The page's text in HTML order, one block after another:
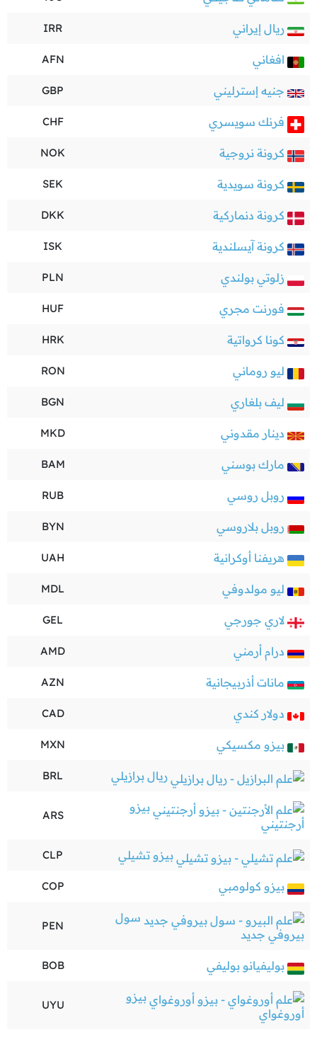
ريال إيراني IRR
افغاني AFN
جنيه إسترليني GBP
فرنك سويسري CHF
كرونة نروجية NOK
كرونة سويدية SEK
كرونة دنماركية DKK
كرونة آيسلندية ISK
زلوتي بولندي PLN
فورنت مجري HUF
كونا كرواتية HRK
ليو روماني RON
ليف بلغاري BGN
دينار مقدوني MKD
مارك بوسني BAM
روبل روسي RUB
روبل بلاروسي BYN
هريفنا أوكرانية UAH
ليو مولدوفي MDL
لاري جورجي GEL
درام أرمني AMD
مانات أذربيجانية AZN
دولار كندي CAD
بيزو مكسيكي MXN
ريال برازيلي BRL
بيزو
أرجنتيني
ARS
بيزو تشيلي CLP
بيزو كولومبي COP
سول
بيروفي جديد
PEN
بوليفيانو بوليفي BOB
بيزو
أوروغواي
UYU